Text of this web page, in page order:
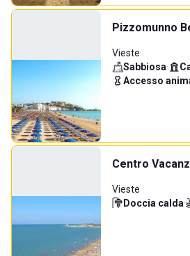
Pizzomunno
Vieste
Sabbiosa·
Accesso
Centro
Vieste
Doccia calda·